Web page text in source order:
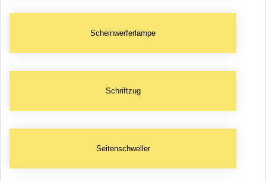
Scheinwerferlampe
Schriftzug
Seitenschweller